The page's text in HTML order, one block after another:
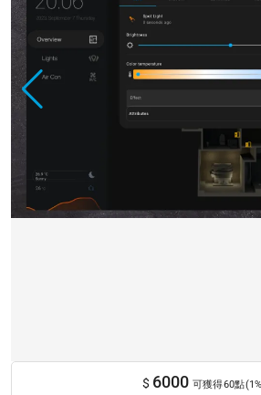
$ 6000 可獲得60點